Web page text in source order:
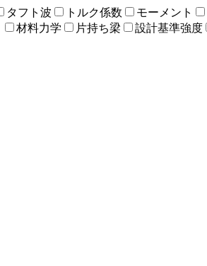
タフト波 トルク係数 モーメント
材料力学 片持ち梁 設計基準強度